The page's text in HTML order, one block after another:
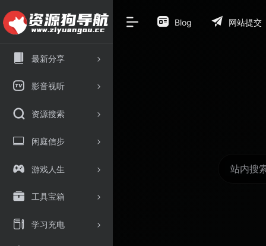
最新分享
影音视听
资源搜索
闲庭信步
游戏人生
工具宝箱
学习充电
Blog 网站提交